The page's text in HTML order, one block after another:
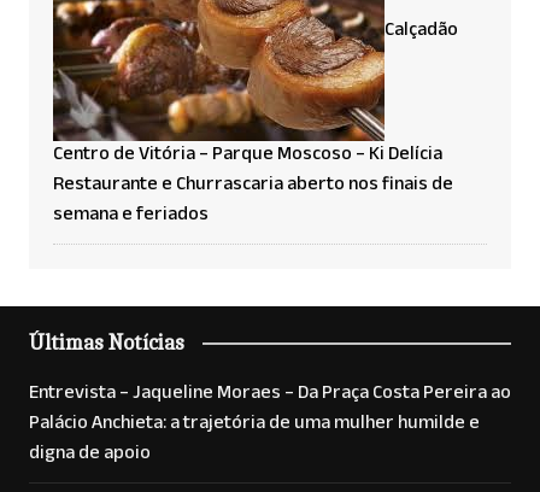
Calçadão
Centro de Vitória – Parque Moscoso – Ki Delícia
Restaurante e Churrascaria aberto nos finais de
semana e feriados
Últimas Notícias
Entrevista – Jaqueline Moraes – Da Praça Costa Pereira ao
Palácio Anchieta: a trajetória de uma mulher humilde e
digna de apoio